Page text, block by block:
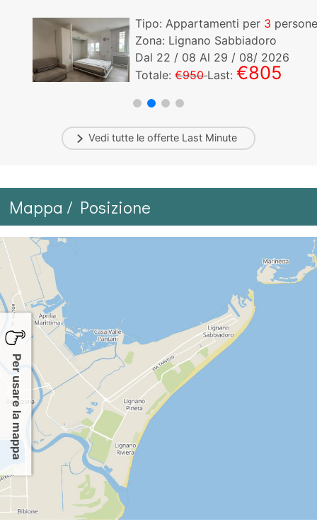
Tipo: Appartamenti per 3persone!
Zona: Lignano Sabbiadoro
Dal 22/ 08 Al29/ 08/ 2026
Totale:€950Last:€805
Vedi tutte le offerte Last Minute
Mappa / Posizione
Per usare la mappa